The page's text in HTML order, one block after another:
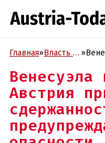
Главная»Власть и »
Венесуэла
Австрия